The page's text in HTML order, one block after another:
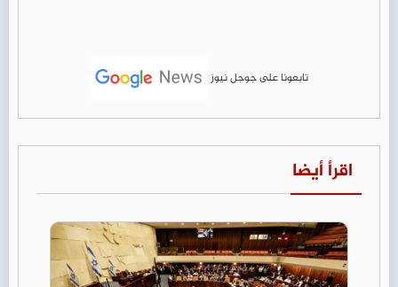
تابعونا على جوجل نيوز
اقرأ أيضا